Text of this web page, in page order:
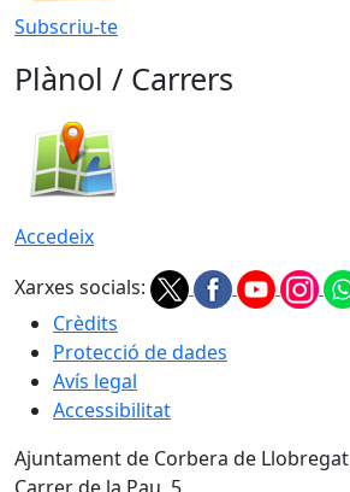
Subscriu-te
Plànol / Carrers
Accedeix
Xarxes socials:
Crèdits
Protecció de dades
Avís legal
Accessibilitat
Ajuntament de Corbera de Llobregat